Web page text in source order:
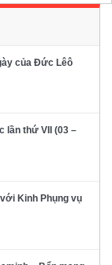
của Đức Lêô
lần thứ VII (03 –
Kinh Phụng vụ